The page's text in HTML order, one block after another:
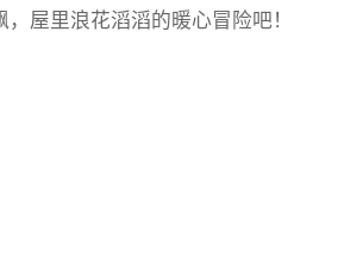
屋里浪花滔滔​​的暖心冒险吧！